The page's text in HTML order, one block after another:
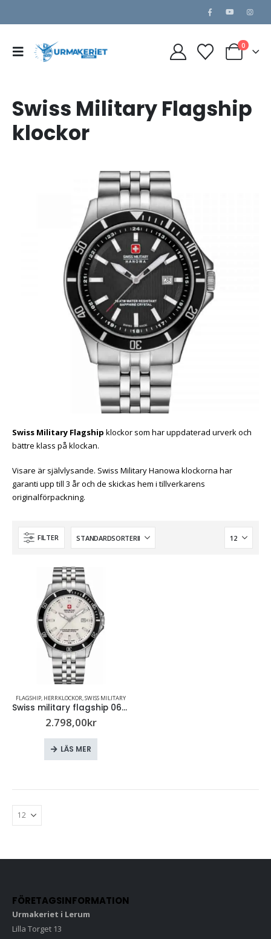
0
Swiss Military Flagship
klockor
Swiss Military Flagship klockor som har uppdaterad urverk och
bättre klass på klockan.
Visare är självlysande. Swiss Military Hanowa klockorna har
garanti upp till 3 år och de skickas hem i tillverkarens
originalförpackning.
FILTER
FLAGSHIP, HERRKLOCKOR,SWISS MILITARY
Swiss military flagship 06-5161.2.04.001.07
2.798,00kr
LÄS MER
FÖRETAGSINFORMATION
Urmakeriet i Lerum
Lilla Torget 13